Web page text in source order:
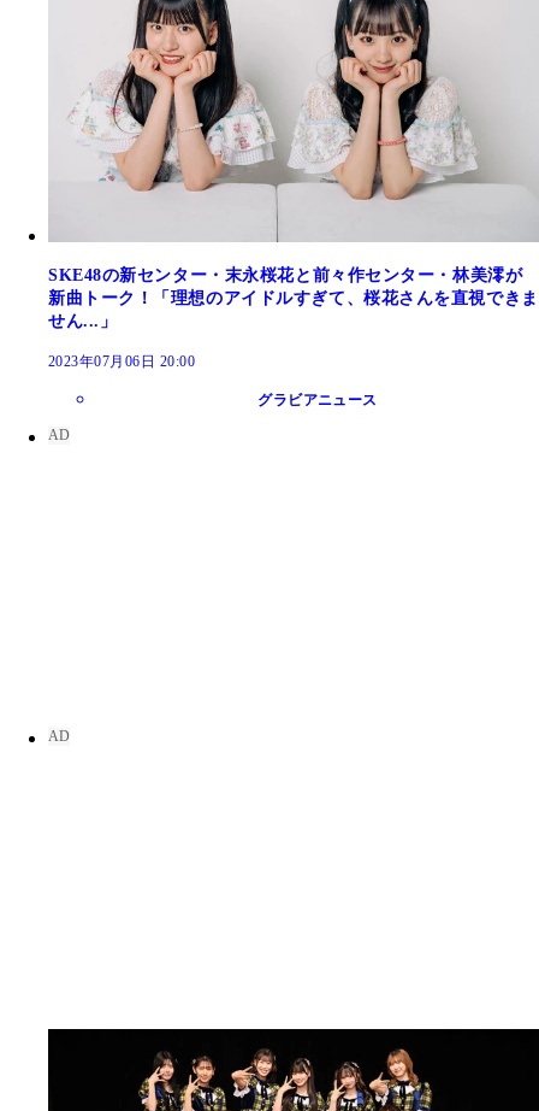
SKE48の新センター・末永桜花と前々作センター・林美澪が
新曲トーク！「理想のアイドルすぎて、桜花さんを直視できま
せん...」
2023年07月06日 20:00
グラビアニュース